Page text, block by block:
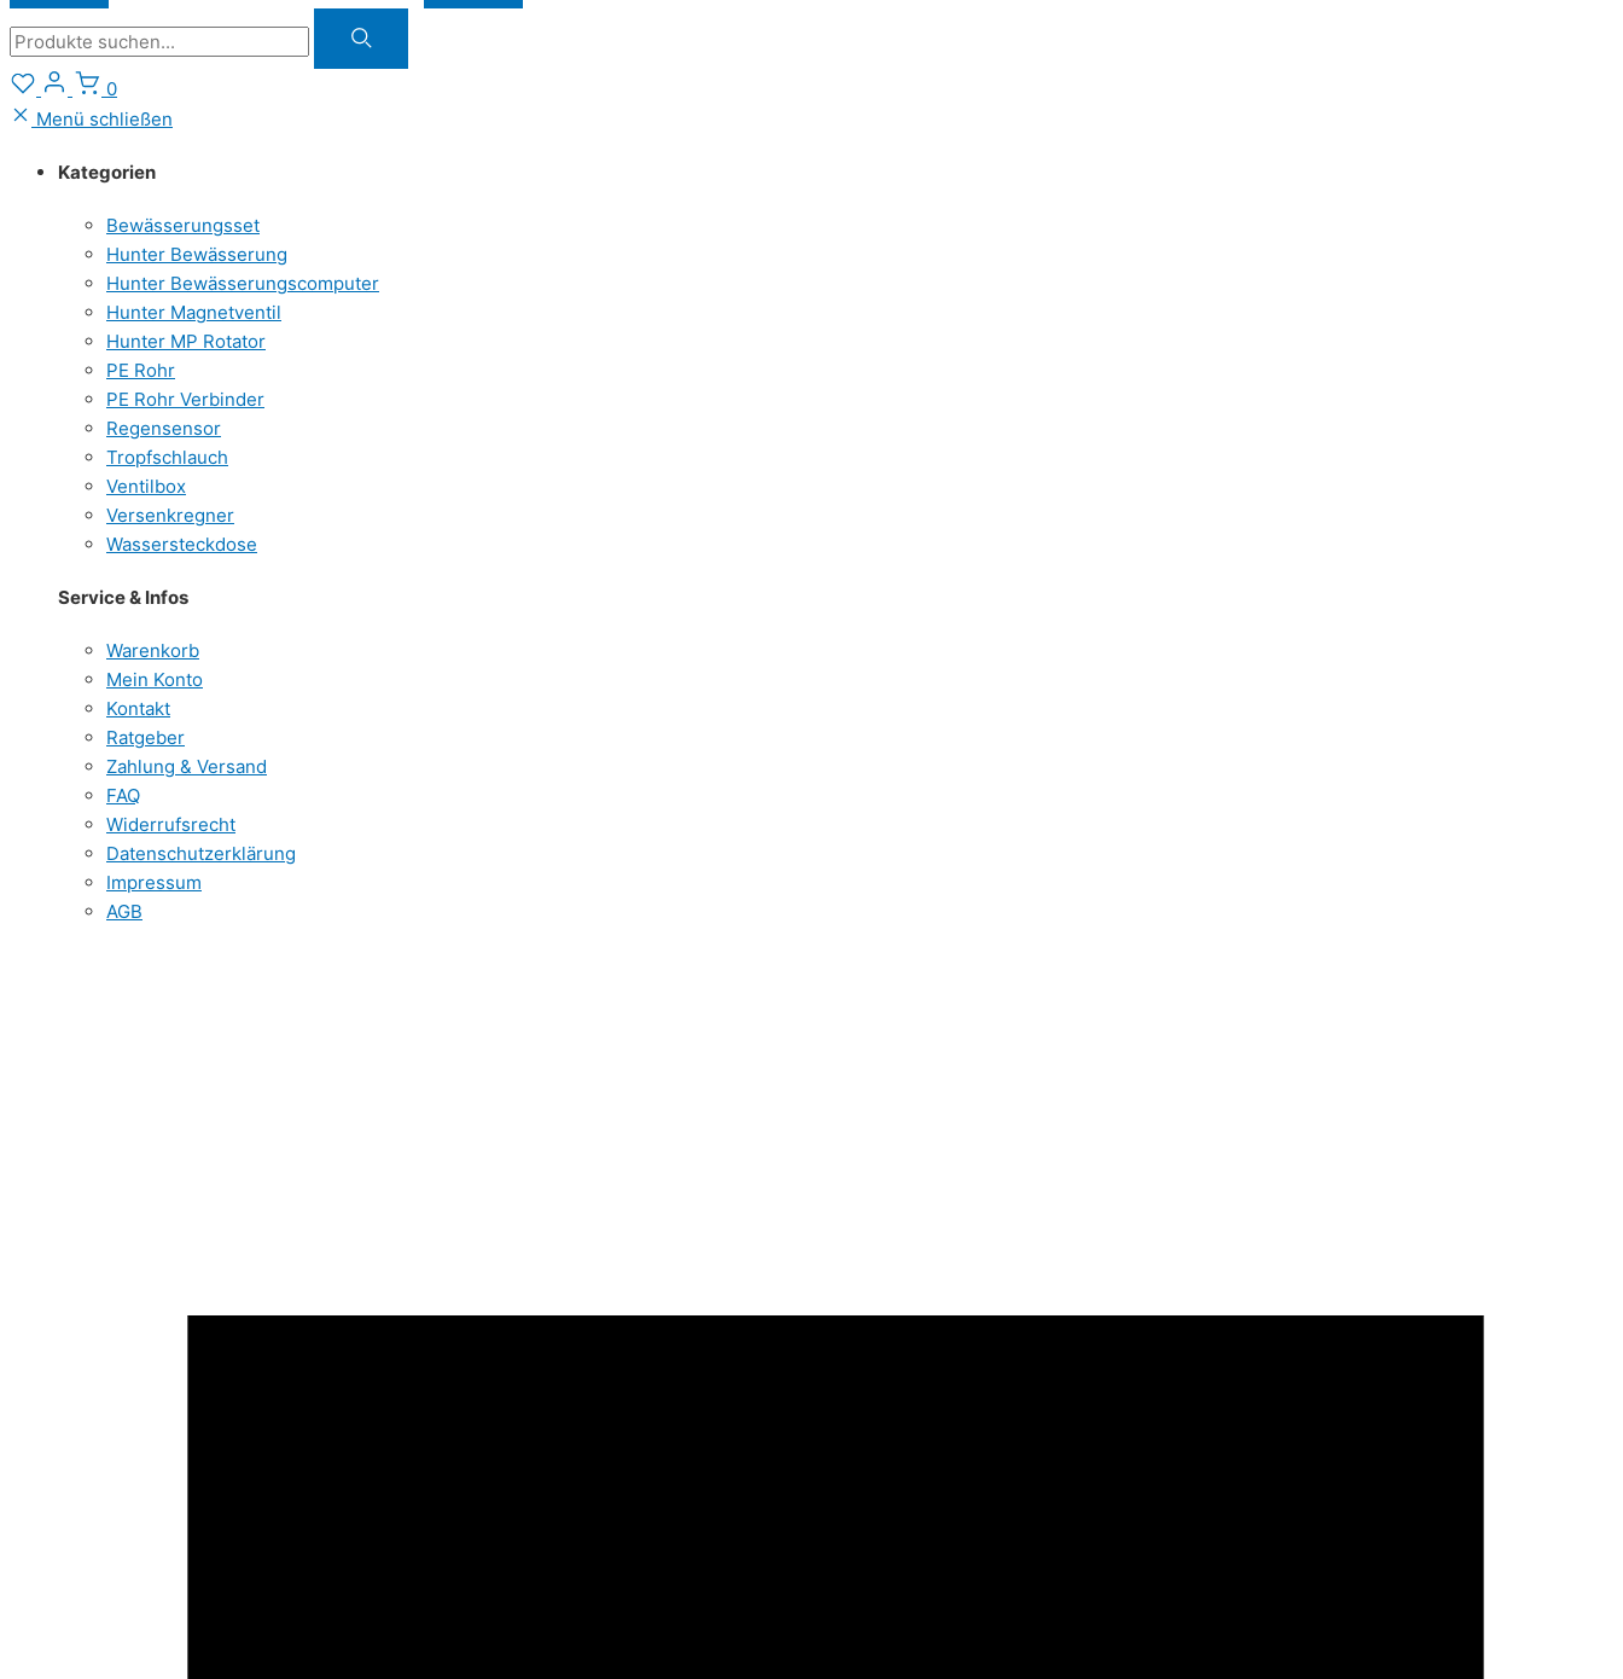
Suche
0
Menü schließen
Kategorien
Bewässerungsset
Hunter Bewässerung
Hunter Bewässerungscomputer
Hunter Magnetventil
Hunter MP Rotator
PE Rohr
PE Rohr Verbinder
Regensensor
Tropfschlauch
Ventilbox
Versenkregner
Wassersteckdose
Service & Infos
Warenkorb
Mein Konto
Kontakt
Ratgeber
Zahlung & Versand
FAQ
Widerrufsrecht
Datenschutzerklärung
Impressum
AGB